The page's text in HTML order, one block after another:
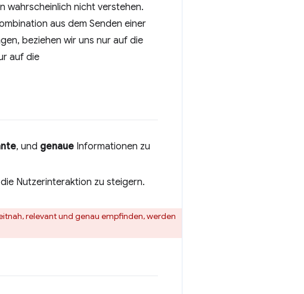
wahrscheinlich nicht verstehen.
aus dem Senden einer
beziehen wir uns nur auf die
auf die
, und genaue Informationen zu
Nutzerinteraktion zu steigern.
relevant und genau empfinden, werden